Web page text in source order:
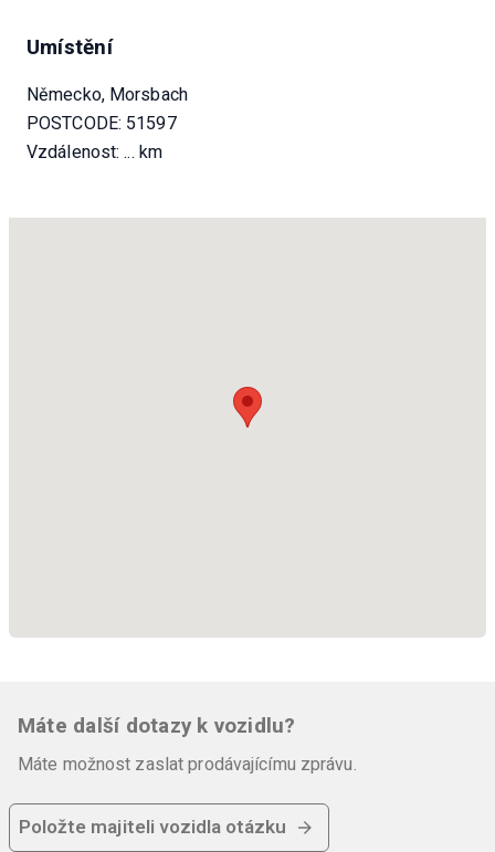
jsme nábytek polepit fólií, pod fólií je původní nábytková
Umístění
Německo, Morsbach
POSTCODE: 51597
Vzdálenost:... km
Máte další dotazy k vozidlu?
Máte možnost zaslat prodávajícímu zprávu.
Položte majiteli vozidla otázku